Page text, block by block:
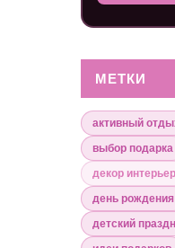
МЕТКИ
активный
выбор подарка
декор
день рождения
детский